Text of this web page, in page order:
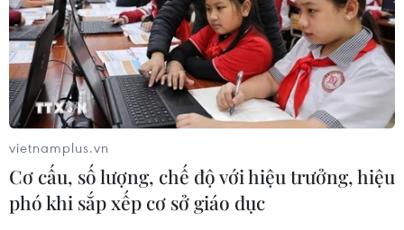
Sáng 7/6, tại Quảng trường Võ Nguyên Giáp
(phường Phan Đình Phùng), Sở Văn hóa, Thể
thao và Du lịch tỉnh Thái Nguyên tổ chức
Chương trình chào mừng Ngày Quốc tế Yoga
năm 2026 chủ đề “Yoga - Sống khỏe theo năm
tháng.”
Tham dự chương trình có ông Bastian N.
Chacko, Phó Đại sứ, Đại sứ quán Ấn Độ tại Việt
vietnamplus.vn
Cơ cấu, số lượng, chế độ với hiệu trưởng, hiệu
phó khi sắp xếp cơ sở giáo dục